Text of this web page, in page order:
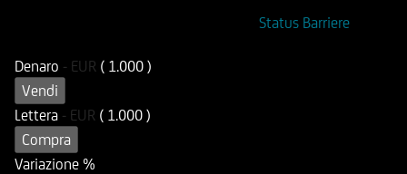
Status Barriere
Denaro - EUR ( 1.000 )
Vendi
Lettera - EUR ( 1.000 )
Compra
Variazione %